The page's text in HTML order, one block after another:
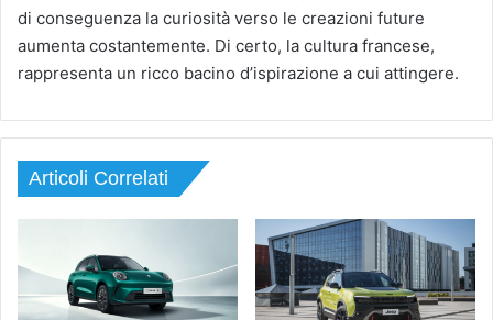
di conseguenza la curiosità verso le creazioni future
aumenta costantemente. Di certo, la cultura francese,
rappresenta un ricco bacino d’ispirazione a cui attingere.
Articoli Correlati